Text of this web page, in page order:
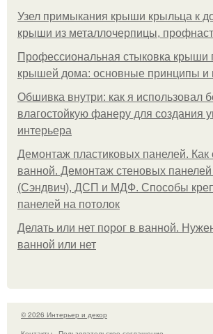
Узел примыкания крыши крыльца к
крыши из металлочерпицы,
Профессиональная стыковка крыши
крышей дома: основные принципы и
Обшивка внутри: как я использовал
влагостойкую фанеру для создания
интерьера
Демонтаж пластиковых панелей. Как
ванной. Демонтаж стеновых
(Сэндвич), ДСП и МДФ. Способы
панелей на потолок
Делать или нет порог в ванной.
ванной или нет
© 2026 Интерьер и декор